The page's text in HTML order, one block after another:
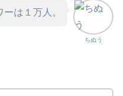
ちぬう
は１万人。